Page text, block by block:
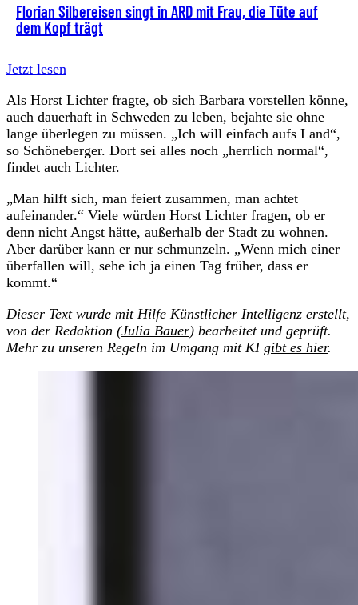
Florian Silbereisen singt in ARD mit Frau, die Tüte auf
dem Kopf trägt
Jetzt lesen
Als Horst Lichter fragte, ob sich Barbara vorstellen könne,
auch dauerhaft in Schweden zu leben, bejahte sie ohne
lange überlegen zu müssen. „Ich will einfach aufs Land“,
so Schöneberger. Dort sei alles noch „herrlich normal“,
findet auch Lichter.
„Man hilft sich, man feiert zusammen, man achtet
aufeinander.“ Viele würden Horst Lichter fragen, ob er
denn nicht Angst hätte, außerhalb der Stadt zu wohnen.
Aber darüber kann er nur schmunzeln. „Wenn mich einer
überfallen will, sehe ich ja einen Tag früher, dass er
kommt.“
Dieser Text wurde mit Hilfe Künstlicher Intelligenz erstellt,
von der Redaktion (Julia Bauer) bearbeitet und geprüft.
Mehr zu unseren Regeln im Umgang mit KI gibt es hier.